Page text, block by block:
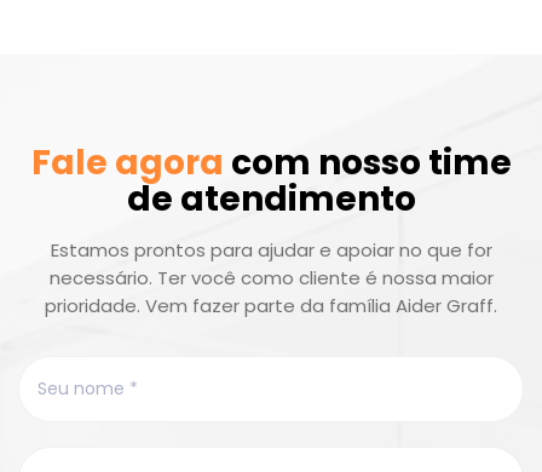
Fale agora com nosso time
de atendimento
Estamos prontos para ajudar e apoiar no que for
necessário. Ter você como cliente é nossa maior
prioridade. Vem fazer parte da família Aider Graff.